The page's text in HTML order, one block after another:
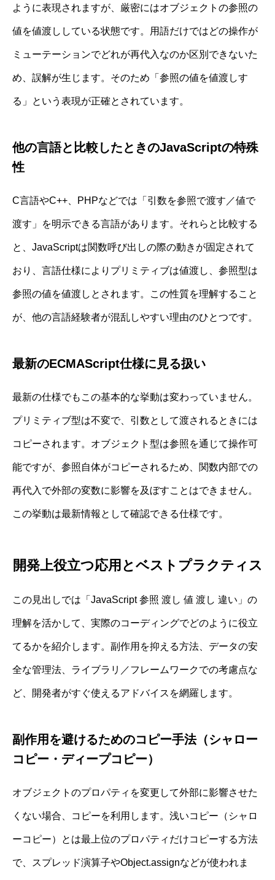
ように表現されますが、厳密にはオブジェクトの参照の
値を値渡ししている状態です。用語だけではどの操作が
ミューテーションでどれが再代入なのか区別できないた
め、誤解が生じます。そのため「参照の値を値渡しす
る」という表現が正確とされています。
他の言語と比較したときのJavaScriptの特殊
性
C言語やC++、PHPなどでは「引数を参照で渡す／値で
渡す」を明示できる言語があります。それらと比較する
と、JavaScriptは関数呼び出しの際の動きが固定されて
おり、言語仕様によりプリミティブは値渡し、参照型は
参照の値を値渡しとされます。この性質を理解すること
が、他の言語経験者が混乱しやすい理由のひとつです。
最新のECMAScript仕様に見る扱い
最新の仕様でもこの基本的な挙動は変わっていません。
プリミティブ型は不変で、引数として渡されるときには
コピーされます。オブジェクト型は参照を通じて操作可
能ですが、参照自体がコピーされるため、関数内部での
再代入で外部の変数に影響を及ぼすことはできません。
この挙動は最新情報として確認できる仕様です。
開発上役立つ応用とベストプラクティス
この見出しでは「JavaScript 参照 渡し 値 渡し 違い」の
理解を活かして、実際のコーディングでどのように役立
てるかを紹介します。副作用を抑える方法、データの安
全な管理法、ライブラリ／フレームワークでの考慮点な
ど、開発者がすぐ使えるアドバイスを網羅します。
副作用を避けるためのコピー手法（シャロー
コピー・ディープコピー）
オブジェクトのプロパティを変更して外部に影響させた
くない場合、コピーを利用します。浅いコピー（シャロ
ーコピー）とは最上位のプロパティだけコピーする方法
で、スプレッド演算子やObject.assignなどが使われま